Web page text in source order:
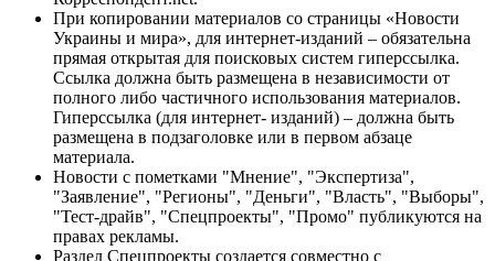
При копировании материалов со страницы «Новости
Украины и мира», для интернет-изданий – обязательна
прямая открытая для поисковых систем гиперссылка.
Ссылка должна быть размещена в независимости от
полного либо частичного использования материалов.
Гиперссылка (для интернет- изданий) – должна быть
размещена в подзаголовке или в первом абзаце
материала.
Новости с пометками "Мнение", "Экспертиза",
"Заявление", "Регионы", "Деньги", "Власть", "Выборы",
"Тест-драйв", "Спецпроекты", "Промо" публикуются на
правах рекламы.
Раздел Спецпроекты создается совместно с